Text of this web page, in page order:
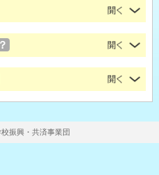
？
振興・共済事業団